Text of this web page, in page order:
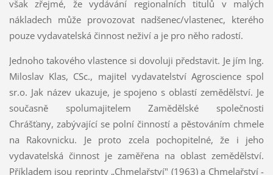
však zřejmé, že vydávání regionalních titulů v malých
nákladech může provozovat nadšenec/vlastenec, kterého
pouze vydavatelská činnost neživí a je pro něho radostí.
Jednoho takového vlastence si dovoluji představit. Je jím Ing.
Miloslav Klas, CSc., majitel vydavatelství Agroscience spol
sr.o. Jak název ukazuje, je spojeno s oblastí zemědělství. Je
současně spolumajitelem Zamědělské společnosti
Chrášťany, zabývající se polní činností a pěstováním chmele
na Rakovnicku. Je proto zcela pochopitelné, že i jeho
vydavatelská činnost je zaměřena na oblast zemědělství.
Příkladem jsou reprinty „Chmelařství" (1963) a Chmelařství -